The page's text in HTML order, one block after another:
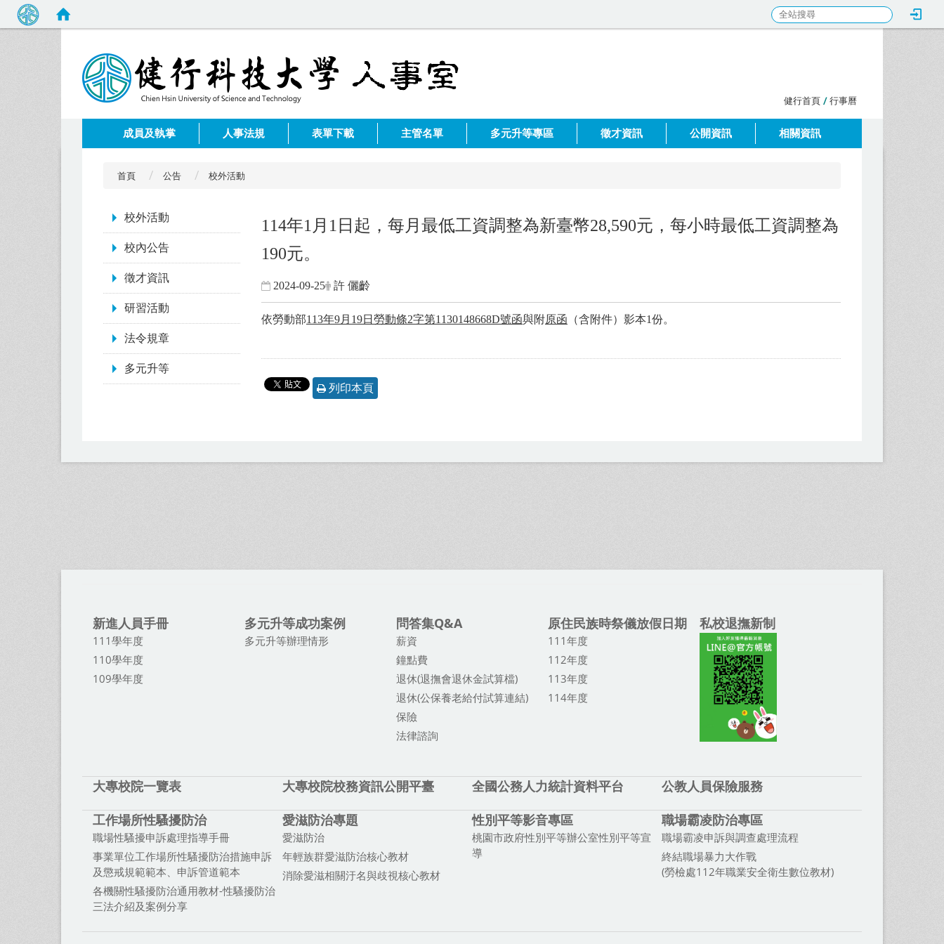
健行首頁 / 行事曆
成員及執掌 人事法規 表單下載 主管名單 多元升等專區 徵才資訊 公開資訊 相關資訊
首頁 公告 校外活動
校外活動
校內公告
徵才資訊
研習活動
法令規章
多元升等
114年1月1日起，每月最低工資調整為新臺幣28,590元，每小時最低工資調整為
190元。
2024-09-25 許 儷齡
依勞動部113年9月19日勞動條2字第1130148668D號函與附原函 （含附件）影本1份。
列印本頁
新進人員手冊
111學年度
110學年度
109學年度
多元升等成功案例
多元升等辦理情形
問答集Q&A
薪資
鐘點費
退休(退撫會退休金試算檔)
退休(公保養老給付試算連結)
保險
法律諮詢
原住民族時祭儀放假日期
111年度
112年度
113年度
114年度
私校退撫新制
大專校院一覽表 大專校院校務資訊公開平臺 全國公務人力統計資料平台
公教人員保險服務
工作場所性騷擾防治
職場性騷擾申訴處理指導手冊
事業單位工作場所性騷擾防治措施申訴
及懲戒規範範本、申訴管道範本
各機關性騷擾防治通用教材-性騷擾防治
三法介紹及案例分享
愛滋防治專題
愛滋防治
年輕族群愛滋防治核心教材
消除愛滋相關汙名與歧視核心教材
性別平等影音專區
桃園市政府性別平等辦公室性別平等宣
導
職場霸凌防治專區
職場霸凌申訴與調查處理流程
終結職場暴力大作戰
(勞檢處112年職業安全衛生數位教材)